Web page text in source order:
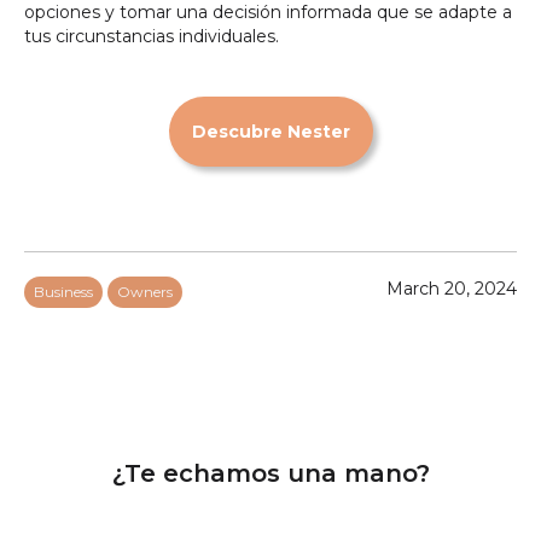
opciones y tomar una decisión informada que se adapte a
tus circunstancias individuales.
Descubre Nester
Business Owners March 20, 2024
¿Te echamos una mano?